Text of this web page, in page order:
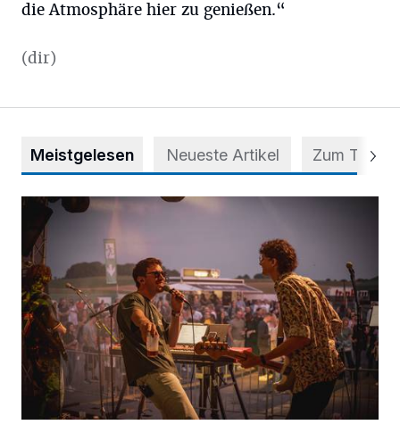
die Atmosphäre hier zu genießen.“
(dir)
Meistgelesen Neueste Artikel Zum Thema
Mehr als nur ein Festival